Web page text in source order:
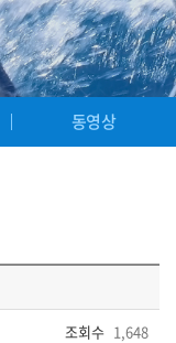
동영상
조회수 1,648